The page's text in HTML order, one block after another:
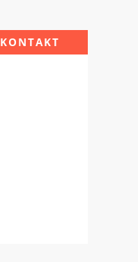
KONTAKT